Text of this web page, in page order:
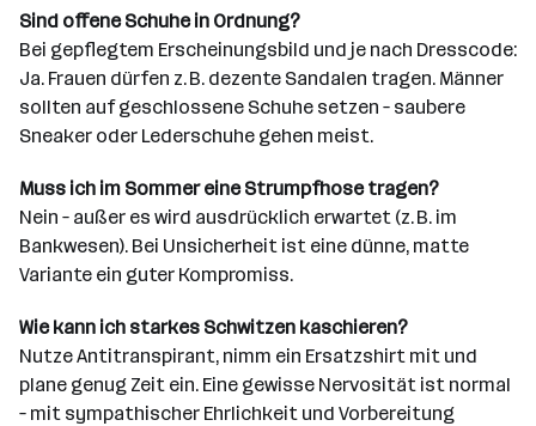
Sind offene Schuhe in Ordnung?
Bei gepflegtem Erscheinungsbild und je nach Dresscode:
Ja. Frauen dürfen z. B. dezente Sandalen tragen. Männer
sollten auf geschlossene Schuhe setzen – saubere
Sneaker oder Lederschuhe gehen meist.
Muss ich im Sommer eine Strumpfhose tragen?
Nein – außer es wird ausdrücklich erwartet (z. B. im
Bankwesen). Bei Unsicherheit ist eine dünne, matte
Variante ein guter Kompromiss.
Wie kann ich starkes Schwitzen kaschieren?
Nutze Antitranspirant, nimm ein Ersatzshirt mit und
plane genug Zeit ein. Eine gewisse Nervosität ist normal
– mit sympathischer Ehrlichkeit und Vorbereitung